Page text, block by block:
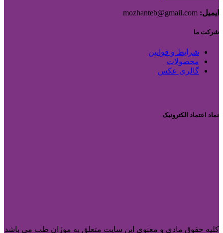
ایمیل:
شرکت ما
شرایط و قوانین
محصولات
گالری عکس
نماد اعتماد الکترونیک
کلیه حقوق مادی و معنوی این سایت متعلق به موژان طب می باشد